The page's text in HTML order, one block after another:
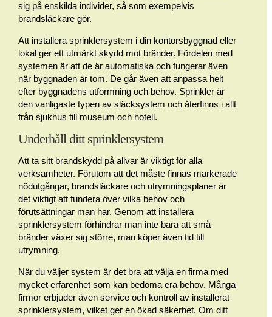
sig på enskilda individer, så som exempelvis
brandsläckare gör.
Att installera sprinklersystem i din kontorsbyggnad eller
lokal ger ett utmärkt skydd mot bränder. Fördelen med
systemen är att de är automatiska och fungerar även
när byggnaden är tom. De går även att anpassa helt
efter byggnadens utformning och behov. Sprinkler är
den vanligaste typen av släcksystem och återfinns i allt
från sjukhus till museum och hotell.
Underhåll ditt sprinklersystem
Att ta sitt brandskydd på allvar är viktigt för alla
verksamheter. Förutom att det måste finnas markerade
nödutgångar, brandsläckare och utrymningsplaner är
det viktigt att fundera över vilka behov och
förutsättningar man har. Genom att installera
sprinklersystem förhindrar man inte bara att små
bränder växer sig större, man köper även tid till
utrymning.
När du väljer system är det bra att välja en firma med
mycket erfarenhet som kan bedöma era behov. Många
firmor erbjuder även service och kontroll av installerat
sprinklersystem, vilket ger en ökad säkerhet. Om ditt